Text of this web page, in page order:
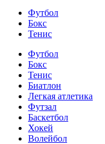
Футбол
Бокс
Тенис
Футбол
Бокс
Тенис
Биатлон
Легкая атлетика
Футзал
Баскетбол
Хокей
Волейбол